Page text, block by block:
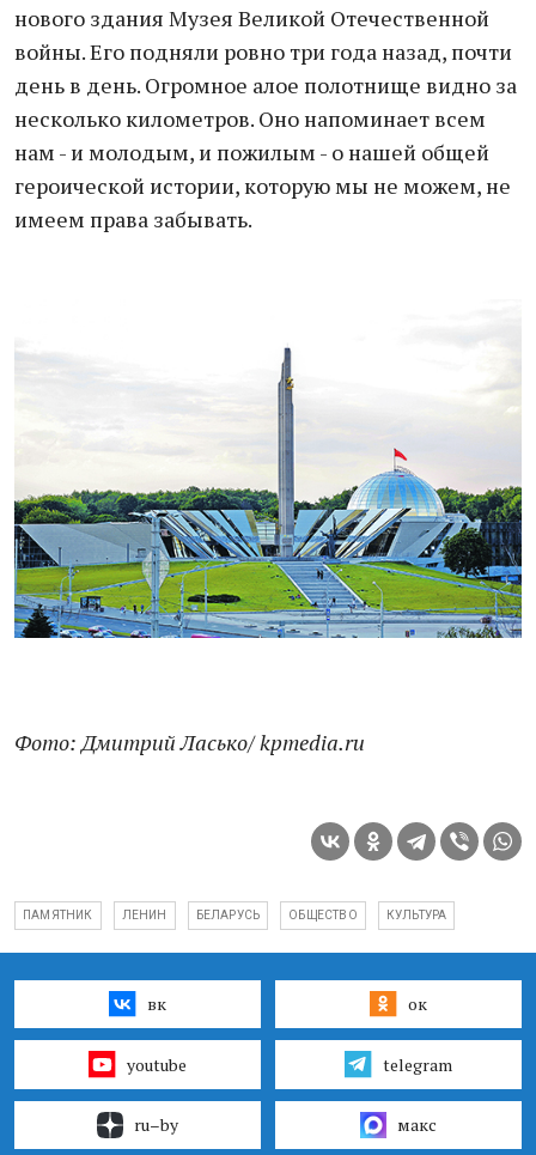
нового здания Музея Великой Отечественной
войны. Его подняли ровно три года назад, почти
день в день. Огромное алое полотнище видно за
несколько километров. Оно напоминает всем
нам - и молодым, и пожилым - о нашей общей
героической истории, которую мы не можем, не
имеем права забывать.
Фото: Дмитрий Ласько/ kpmedia.ru
ПАМЯТНИК ЛЕНИН БЕЛАРУСЬ ОБЩЕСТВО КУЛЬТУРА
вк ок
youtube telegram
ru–by макс